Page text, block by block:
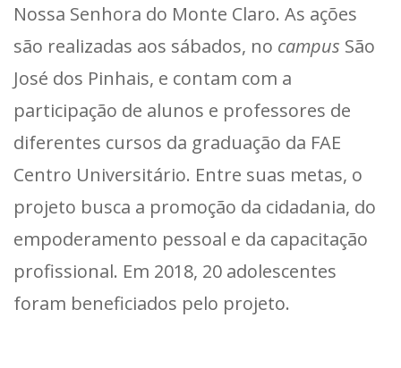
Nossa Senhora do Monte Claro. As ações
são realizadas aos sábados, no campus São
José dos Pinhais, e contam com a
participação de alunos e professores de
diferentes cursos da graduação da FAE
Centro Universitário. Entre suas metas, o
projeto busca a promoção da cidadania, do
empoderamento pessoal e da capacitação
profissional. Em 2018, 20 adolescentes
foram beneficiados pelo projeto.